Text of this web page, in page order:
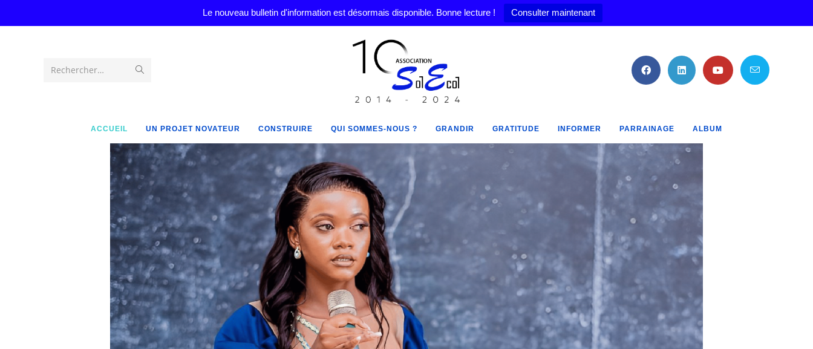
Le nouveau bulletin d'information est désormais disponible. Bonne lecture ! Consulter maintenant
Rechercher…
ACCUEIL UN PROJET NOVATEUR CONSTRUIRE QUI SOMMES-NOUS ? GRANDIR GRATITUDE INFORMER PARRAINAGE ALBUM